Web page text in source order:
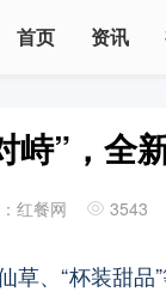
首页 资讯
峙”，全
红餐网 3543
草、“杯装甜